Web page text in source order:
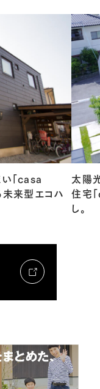
「casa
未来型エコハ
太陽
住宅
し。